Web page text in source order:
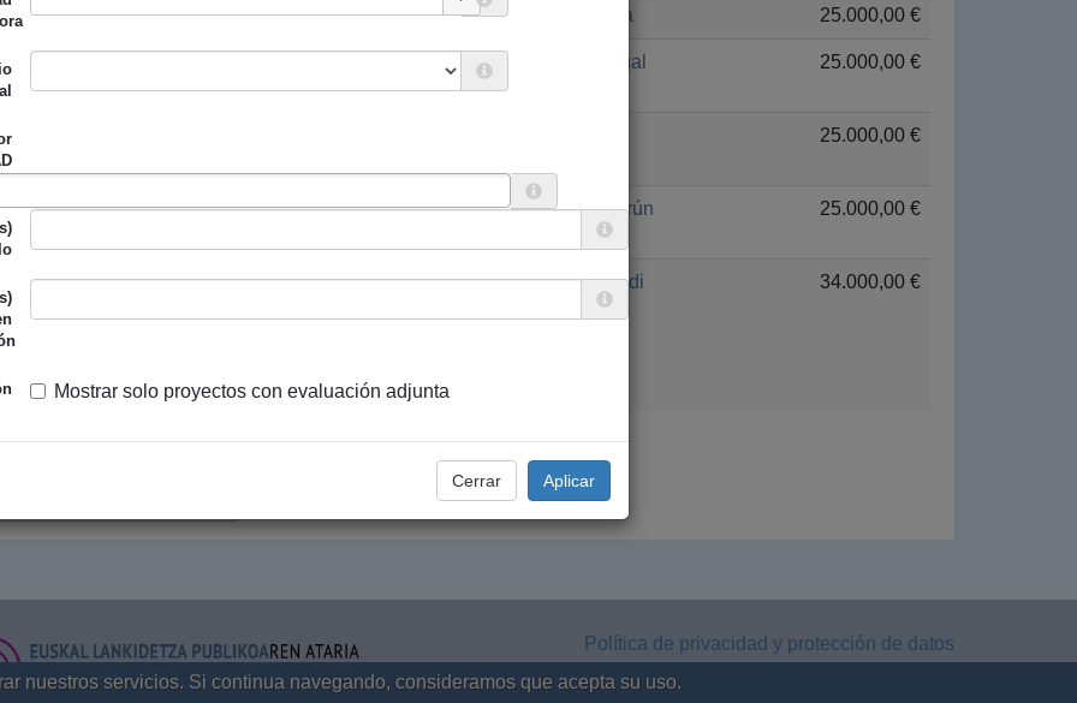
Mostrar solo proyectos con evaluación adjunta
Cerrar
Foral de Bizkaia ABAO 2020 Bolivia 25.000,00 €
Foral de Bizkaia
Guggenheim Bilbao
2020 Senegal 25.000,00 €
Foral de Bizkaia 25.000,00 €
Foral de Bizkaia Koop SF34 2020 Camerún 25.000,00 €
Foral de Bizkaia CONGD-EUSK 2021 Euskadi 34.000,00 €
‹ Anterior … 6 7 8 9 1011 12 13 14 … Siguiente › Última »
Política de privacidad y protección de datos
nuestros servicios. Si continua navegando, consideramos que acepta su uso.